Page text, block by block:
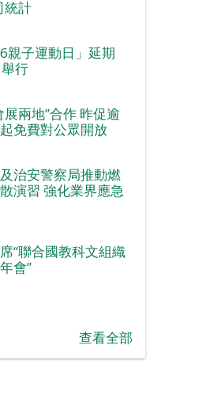
統計
親子運動日」延期
行
兩地”合作 昨促逾
免費對公眾開放
治安警察局推動燃
演習 強化業界應急
“聯合國教科文組織
會”
查看全部